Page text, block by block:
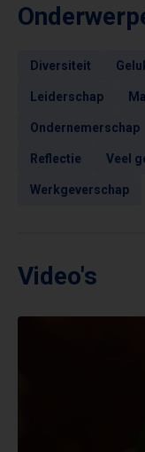
Diversiteit
Leiderschap
Ondernemerschap
Reflectie Veel
Werkgeverschap
Video's